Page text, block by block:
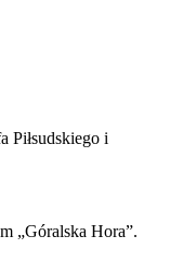
Piłsudskiego i
„Góralska Hora”.